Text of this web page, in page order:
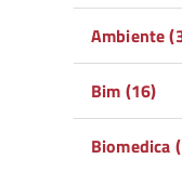
Ambiente
Bim (16)
Biomedica